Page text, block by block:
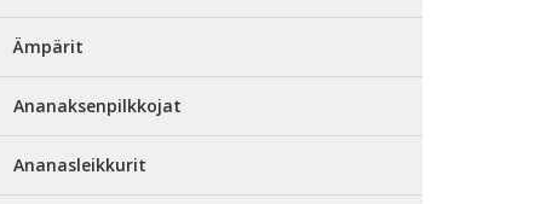
Ämpärit
Ananaksenpilkkojat
Ananasleikkurit